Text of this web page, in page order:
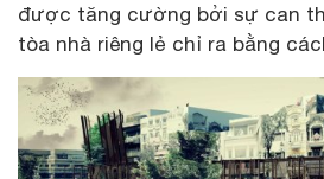
được tăng cường bởi sự can
tòa nhà riêng lẻ chỉ ra bằng